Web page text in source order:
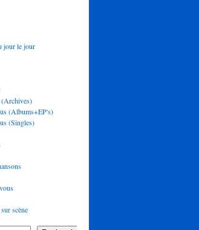
jour le jour
(Archives)
(Albums+EP's)
(Singles)
scène